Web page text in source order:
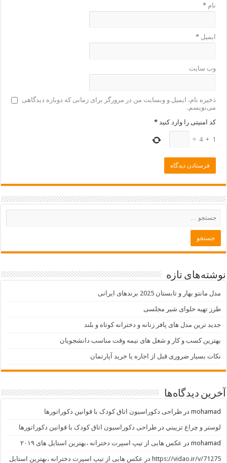
نام*
ایمیل*
وب‌ سایت
ذخیره نام، ایمیل و وبسایت من در مرورگر برای زمانی که دوباره دیدگاهی
می‌نویسم.
کد امنیتی را وارد کنید *
1
+
4
=
نوشته‌های تازه
مدل مانتو بهار و تابستان 2025 برندهای ایرانی
طرز تهیه حلوای شیر مجلسی
جدید ترین مدل های پافر زنانه و دخترانه کوتاه و بلند
بهترین کسب و کار و شغل های نیمه وقت مناسب دانشجویان
نکات بسیار ضروری قبل از اجاره یا خرید آپارتمان
آخرین دیدگاه‌ها
mohamad درطراحی دکوراسیون اتاق کودک با قوانین دکوراتورها
لوستر و چراغ تزييني درطراحی دکوراسیون اتاق کودک با قوانین دکوراتورها
mohamad در عکس هایی از تیپ اسپرت دخترانه ،بهترین استایل های ۲۰۱۹
https://vidao.ir/v/71275 در عکس هایی از تیپ اسپرت دخترانه ،بهترین استایل